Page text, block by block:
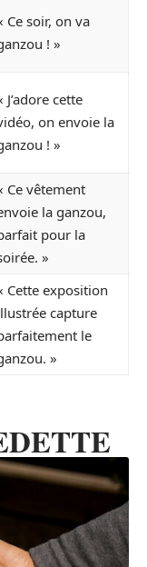
Ce soir, on va
! »
J’adore cette
on envoie la
! »
Ce vêtement
la ganzou,
pour la
»
Cette exposition
capture
le
»